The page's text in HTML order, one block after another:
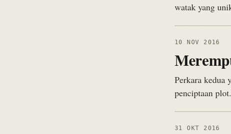
watak yang
10 NOV 2016
Perkara kedua
penciptaan plot.
31 OKT 2016